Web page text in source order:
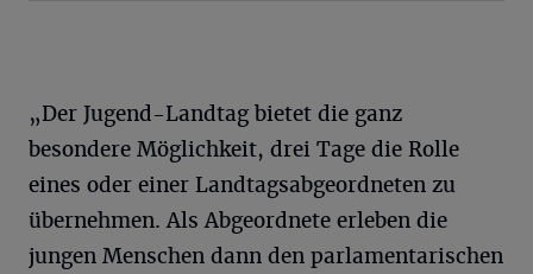
„Der Jugend-Landtag bietet die ganz
besondere Möglichkeit, drei Tage die Rolle
eines oder einer Landtagsabgeordneten zu
übernehmen. Als Abgeordnete erleben die
jungen Menschen dann den parlamentarischen